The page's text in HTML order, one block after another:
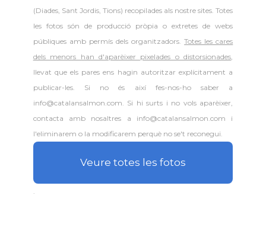
(Diades, Sant Jordis, Tions) recopilades als nostre sites. Totes
les fotos són de producció pròpia o extretes de webs
públiques amb permís dels organitzadors.Totes les cares
dels menors han d'aparèixer pixelades o distorsionades,
llevat que els pares ens hagin autoritzar explícitament a
publicar-les. Si no és així fes-nos-ho saber a
info@catalansalmon.com. Si hi surts i no vols aparèixer,
contacta amb nosaltres a info@catalansalmon.com i
l'eliminarem o la modificarem perquè no se't reconegui.
Veure totes les fotos